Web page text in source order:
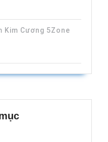
Kim Cương 5Zone